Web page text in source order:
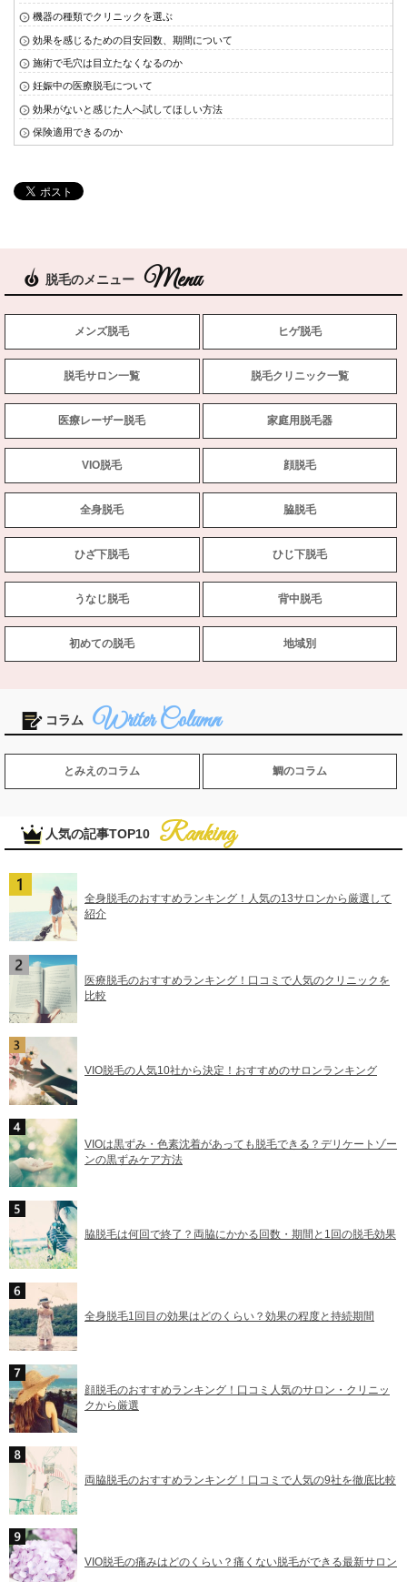
機器の種類でクリニックを選ぶ
効果を感じるための目安回数、期間について
施術で毛穴は目立たなくなるのか
妊娠中の医療脱毛について
効果がないと感じた人へ試してほしい方法
保険適用できるのか
脱毛のメニュー
メンズ脱毛 ヒゲ脱毛
脱毛サロン一覧 脱毛クリニック一覧
医療レーザー脱毛 家庭用脱毛器
VIO脱毛 顔脱毛
全身脱毛 脇脱毛
ひざ下脱毛 ひじ下脱毛
うなじ脱毛 背中脱毛
初めての脱毛 地域別
コラム
とみえのコラム 鯛のコラム
人気の記事TOP10
全身脱毛のおすすめランキング！人気の13サロンから厳選して
紹介
医療脱毛のおすすめランキング！口コミで人気のクリニックを
比較
VIO脱毛の人気10社から決定！おすすめのサロンランキング
VIOは黒ずみ・色素沈着があっても脱毛できる？デリケートゾー
ンの黒ずみケア方法
脇脱毛は何回で終了？両脇にかかる回数・期間と1回の脱毛効果
全身脱毛1回目の効果はどのくらい？効果の程度と持続期間
顔脱毛のおすすめランキング！口コミ人気のサロン・クリニッ
クから厳選
両脇脱毛のおすすめランキング！口コミで人気の9社を徹底比較
VIO脱毛の痛みはどのくらい？痛くない脱毛ができる最新サロン